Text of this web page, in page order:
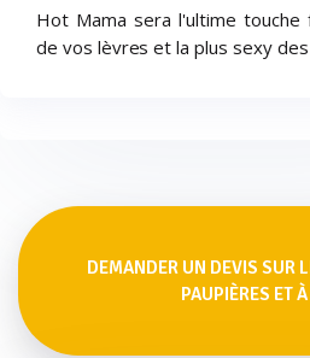
Hot Mama sera l'ultime
de vos lèvres et la plus sexy
DEMANDER UN DEVIS SUR
PAUPIÈRES ET